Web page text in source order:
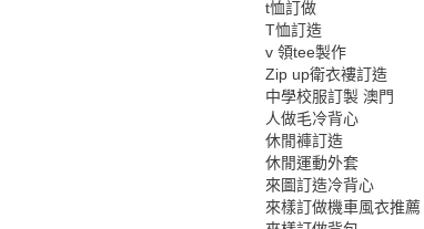
t恤訂做
T恤訂造
v 領tee製作
Zip up衛衣褸訂造
中學校服訂製 澳門
人做毛冷背心
休閒褲訂造
休閒運動外套
來圖訂造冷背心
來樣訂做機車風衣推薦